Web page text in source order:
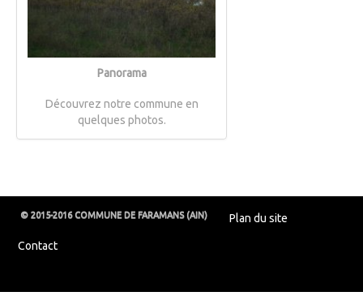
Panorama
Découvrez notre commune en
quelques photos.
© 2015-2016 COMMUNE DE FARAMANS (AIN) Plan du site
Contact